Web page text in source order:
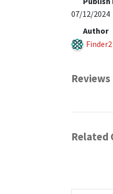
07/12/2024
Author
Reviews
Related